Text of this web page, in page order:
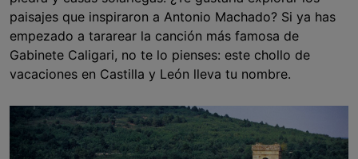
paisajes que inspiraron a Antonio Machado? Si ya has
empezado a tararear la canción más famosa de
Gabinete Caligari, no te lo pienses: este chollo de
vacaciones en Castilla y León lleva tu nombre.